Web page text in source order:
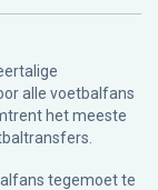
alle voetbalfans
het meeste
tegemoet te